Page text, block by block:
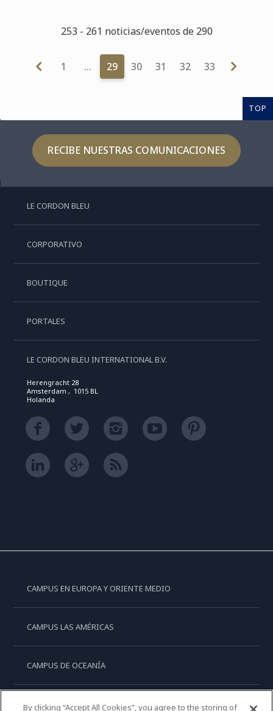
253 - 261 noticias/eventos de 290
1 … 29 30 31 32 33
TOP
RECIBE NUESTRAS COMUNICACIONES
LE CORDON BLEU
CORPORATIVO
BOUTIQUE
PORTALES
LE CORDON BLEU INTERNATIONAL B.V.
Herengracht 28
Amsterdam , 1015 BL
Holanda
CAMPUS EN EUROPA Y ORIENTE MEDIO
CAMPUS LAS AMÉRICAS
CAMPUS DE OCEANÍA
CAMPUS DE ASIA
By clicking “Accept All Cookies”, you agree to the storing of